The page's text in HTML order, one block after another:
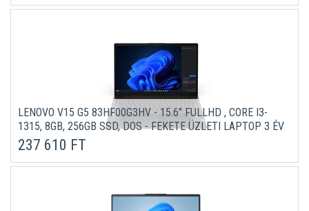
LENOVO V15 G5 83HF00G3HV - 15.6" FULLHD , CORE I3-
1315, 8GB, 256GB SSD, DOS - FEKETE ÜZLETI LAPTOP 3 ÉV
GARANCIÁVAL
237 610 FT